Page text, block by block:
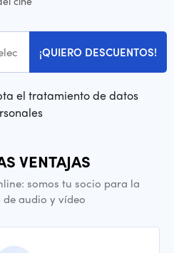
¡QUIERO DESCUENTOS!
el tratamiento de datos
VENTAJAS
somos tu socio para la
audio y vídeo